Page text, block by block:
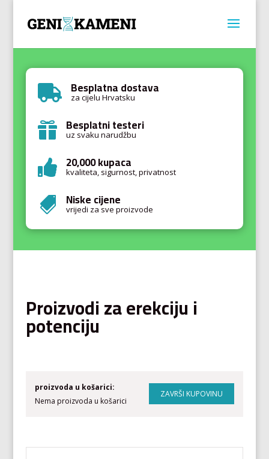
 Besplatna dostava
za cijelu Hrvatsku
 Besplatni testeri
uz svaku narudžbu
 20,000 kupaca
kvaliteta, sigurnost, privatnost
 Niske cijene
vrijedi za sve proizvode
Proizvodi za erekciju i
potenciju
proizvoda u košarici:
Nema proizvoda u košarici